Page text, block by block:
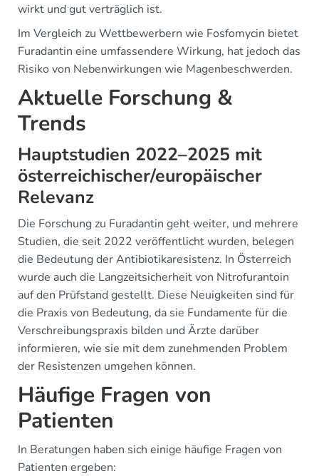
wirkt und gut verträglich ist.
Im Vergleich zu Wettbewerbern wie Fosfomycin bietet
Furadantin eine umfassendere Wirkung, hat jedoch das
Risiko von Nebenwirkungen wie Magenbeschwerden.
Aktuelle Forschung &
Trends
Hauptstudien 2022–2025 mit
österreichischer/europäischer
Relevanz
Die Forschung zu Furadantin geht weiter, und mehrere
Studien, die seit 2022 veröffentlicht wurden, belegen
die Bedeutung der Antibiotikaresistenz. In Österreich
wurde auch die Langzeitsicherheit von Nitrofurantoin
auf den Prüfstand gestellt. Diese Neuigkeiten sind für
die Praxis von Bedeutung, da sie Fundamente für die
Verschreibungspraxis bilden und Ärzte darüber
informieren, wie sie mit dem zunehmenden Problem
der Resistenzen umgehen können.
Häufige Fragen von
Patienten
In Beratungen haben sich einige häufige Fragen von
Patienten ergeben: